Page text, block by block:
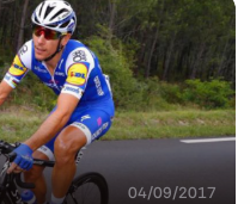
04/09/2017